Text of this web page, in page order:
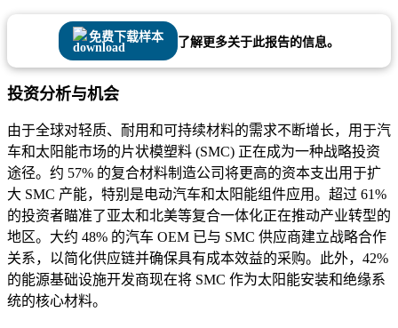
免费下载样本 了解更多关于此报告的信息。
投资分析与机会
由于全球对轻质、耐用和可持续材料的需求不断增长，用于汽
车和太阳能市场的片状模塑料 (SMC) 正在成为一种战略投资
途径。约 57% 的复合材料制造公司将更高的资本支出用于扩
大 SMC 产能，特别是电动汽车和太阳能组件应用。超过 61%
的投资者瞄准了亚太和北美等复合一体化正在推动产业转型的
地区。大约 48% 的汽车 OEM 已与 SMC 供应商建立战略合作
关系，以简化供应链并确保具有成本效益的采购。此外，42%
的能源基础设施开发商现在将 SMC 作为太阳能安装和绝缘系
统的核心材料。